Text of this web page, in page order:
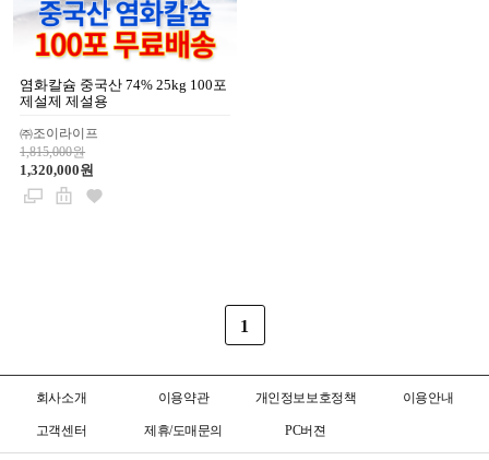
염화칼슘 중국산 74% 25kg 100포
제설제 제설용
㈜조이라이프
1,815,000원
1,320,000원
1
회사소개 이용약관 개인정보보호정책 이용안내
고객센터 제휴/도매문의 PC버젼